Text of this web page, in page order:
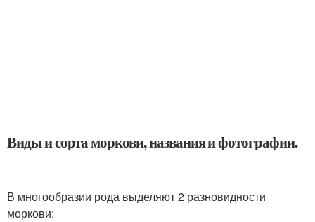
Виды и сорта моркови, названия и фотографии.
В многообразии рода выделяют 2 разновидности
моркови: